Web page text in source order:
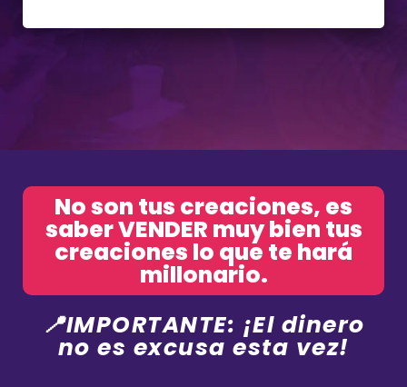
No son tus creaciones, es
saber VENDER muy bien tus
creaciones lo que te hará
millonario.
📍IMPORTANTE: ¡El dinero
no es excusa esta vez!